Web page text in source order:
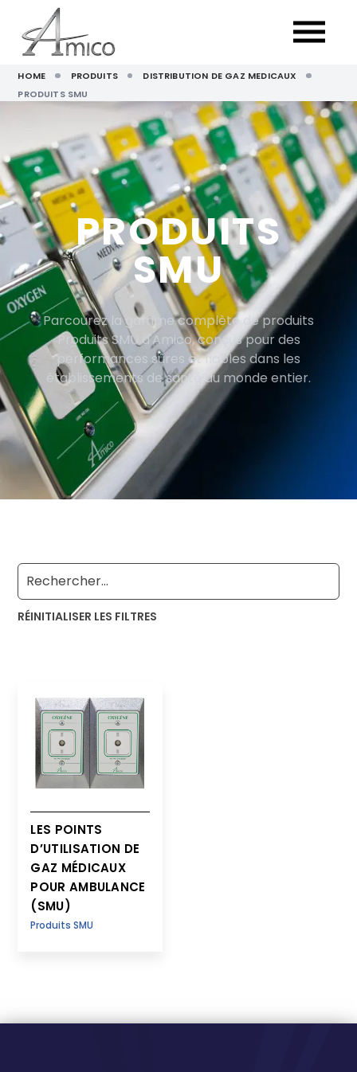
HOME PRODUITS
DISTRIBUTION DE GAZ MEDICAUX
PRODUITS SMU
PRODUITS
SMU
Parcourez la gamme complète de produits
Produits SMU d'Amico, conçus pour des
performances sûres et fiables dans les
établissements de santé du monde entier.
RÉINITIALISER LES FILTRES
LES POINTS
D’UTILISATION DE
GAZ MÉDICAUX
POUR AMBULANCE
(SMU)
Produits SMU